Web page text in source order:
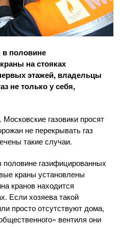
в половине
на стояках
этажей, владельцы
не только у себя,
газовики просят
не перекрывать газ
такие случаи.
газифицированных
краны установлены
кранов находится
Если хозяева такой
просто отсутствуют дома,
вентиля они